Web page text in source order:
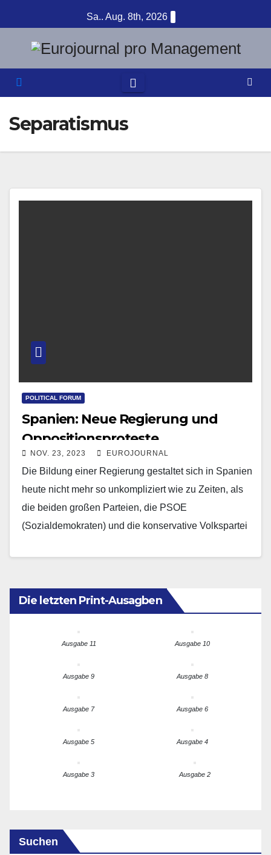
Inhalt
springen
Sa.. Aug. 8th, 2026
Separatismus
POLITICAL FORUM
Spanien: Neue Regierung und
Oppositionsproteste
NOV. 23, 2023 EUROJOURNAL
Die Bildung einer Regierung gestaltet sich in Spanien
heute nicht mehr so unkompliziert wie zu Zeiten, als
die beiden großen Parteien, die PSOE
(Sozialdemokraten) und die konservative Volkspartei
Die letzten Print-Ausagben
Ausgabe 11 Ausgabe 10
Ausgabe 9 Ausgabe 8
Ausgabe 7 Ausgabe 6
Ausgabe 5 Ausgabe 4
Ausgabe 3 Ausgabe 2
Suchen